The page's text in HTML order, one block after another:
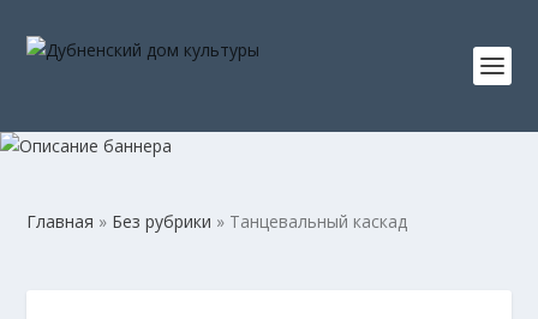
Главная » Без рубрики » Танцевальный каскад